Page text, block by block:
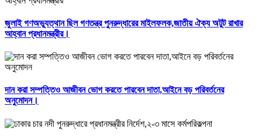
জুলাই গণঅভ্যুত্থান ছিল গণতন্ত্র পুনরুদ্ধারের মাইলফলক,জাতীয় ঐক্য অটুট রাখার
আহ্বান প্রধানমন্ত্রীর।
দান করা সম্পত্তিও আজীবন ভোগ করতে পারবেন দাতা,আইনে বড় পরিবর্তনের
অনুমোদন।